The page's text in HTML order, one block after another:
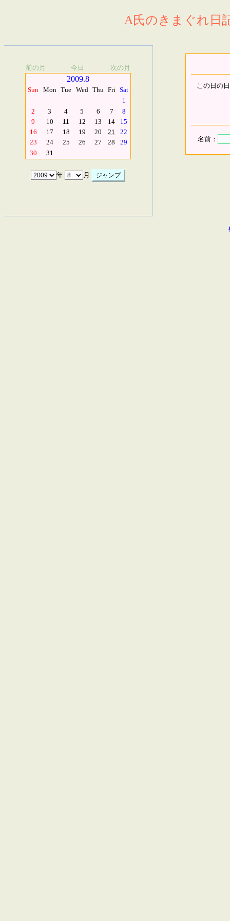
A氏のきまぐれ日
前の月 今日 次の月
2009.8
Sun Mon Tue Wed Thu Fri Sat
1
2
3 4 5 6 7
8
9
10 11 12 13 14
15
16
17 18 19 20 21
22
23
24 25 26 27 28
29
30
31
年 月
この日の
名前：